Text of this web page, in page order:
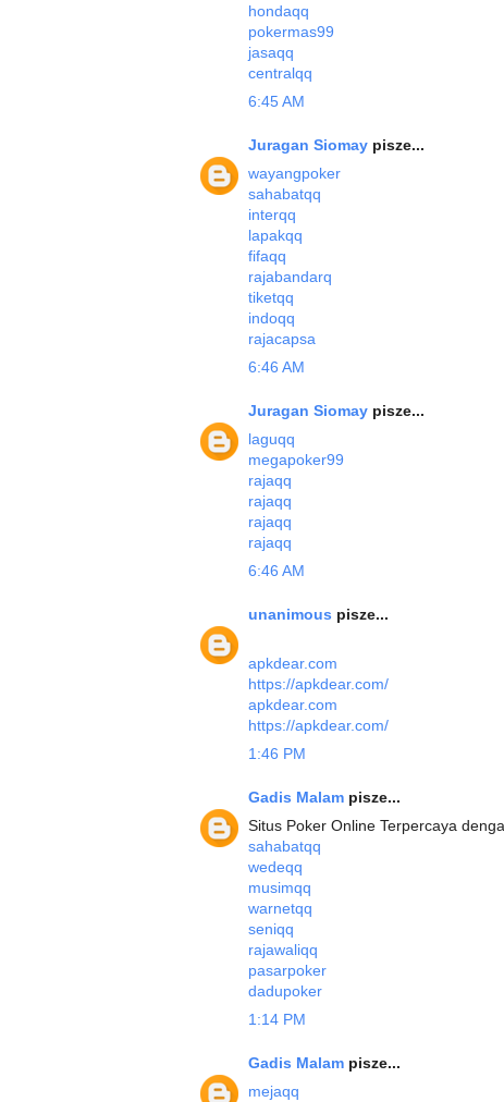
hondaqq
pokermas99
jasaqq
centralqq
6:45 AM
Juragan Siomay pisze...
wayangpoker
sahabatqq
interqq
lapakqq
fifaqq
rajabandarq
tiketqq
indoqq
rajacapsa
6:46 AM
Juragan Siomay pisze...
laguqq
megapoker99
rajaqq
rajaqq
rajaqq
rajaqq
6:46 AM
unanimous pisze...
apkdear.com
https://apkdear.com/
apkdear.com
https://apkdear.com/
1:46 PM
Gadis Malam pisze...
Situs Poker Online Terpercaya
sahabatqq
wedeqq
musimqq
warnetqq
seniqq
rajawaliqq
pasarpoker
dadupoker
1:14 PM
Gadis Malam pisze...
mejaqq